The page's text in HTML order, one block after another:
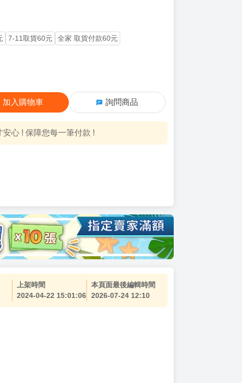
7-11取貨60元
全家 取貨付款60元
加入購物車 詢問商品
心 ! 保障您每一筆付款 !